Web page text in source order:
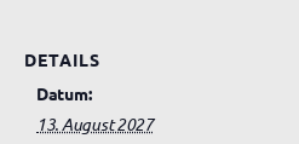
DETAILS
Datum:
13. August 2027